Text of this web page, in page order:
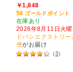
￥1,848
56 ゴールドポイント
在庫あり
2026年8月11日火
ドバシエクストリ
便がお届け
（3）